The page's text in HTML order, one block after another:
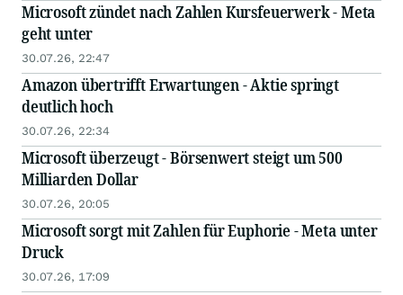
Microsoft zündet nach Zahlen Kursfeuerwerk - Meta
geht unter
30.07.26, 22:47
Amazon übertrifft Erwartungen - Aktie springt
deutlich hoch
30.07.26, 22:34
Microsoft überzeugt - Börsenwert steigt um 500
Milliarden Dollar
30.07.26, 20:05
Microsoft sorgt mit Zahlen für Euphorie - Meta unter
Druck
30.07.26, 17:09